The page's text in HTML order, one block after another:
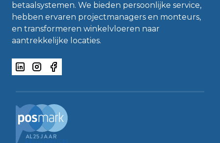
betaalsystemen. We bieden persoonlijke service,
hebben ervaren projectmanagers en monteurs,
en transformeren winkelvloeren naar
aantrekkelijke locaties.